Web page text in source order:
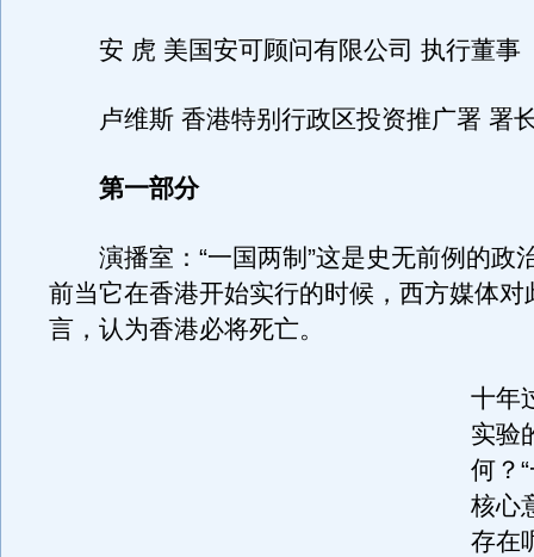
安 虎 美国安可顾问有限公司 执行董事
卢维斯 香港特别行政区投资推广署 署
第一部分
演播室：“一国两制”这是史无前例的政
前当它在香港开始实行的时候，西方媒体对
言，认为香港必将死亡。
十年
实验
何？
核心
存在